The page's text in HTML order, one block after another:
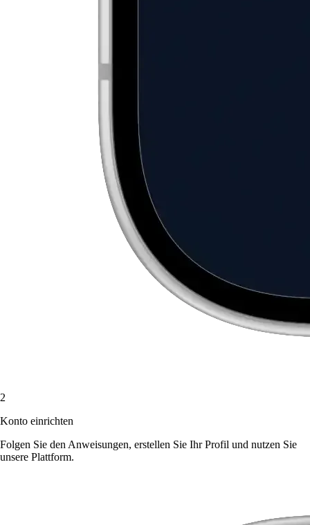
2
Konto einrichten
Folgen Sie den Anweisungen, erstellen Sie Ihr Profil und nutzen Sie
unsere Plattform.